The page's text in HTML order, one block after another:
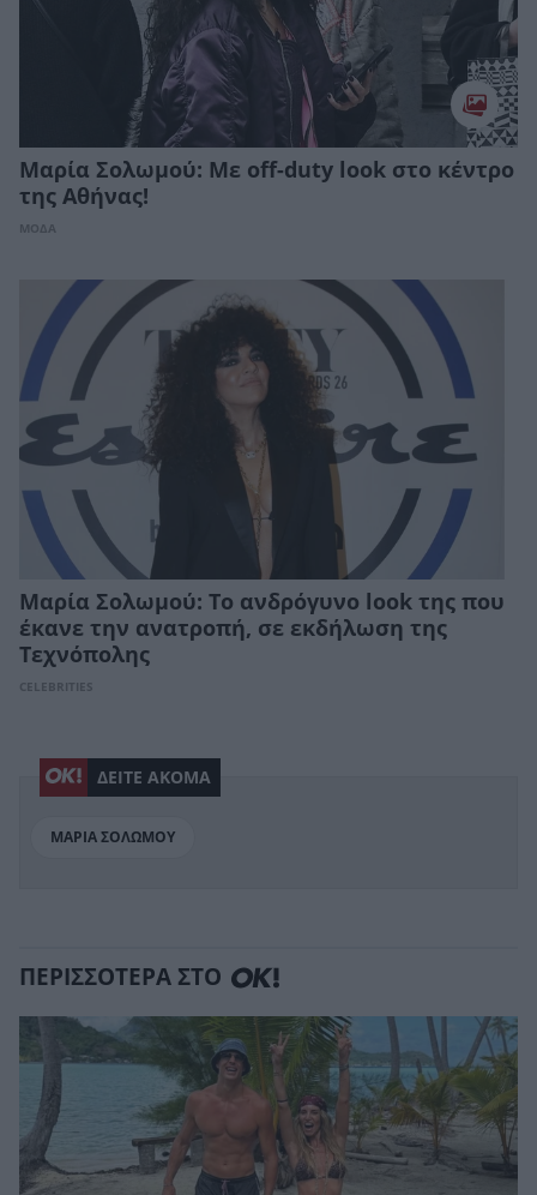
Μαρία Σολωμού: Με off-duty look στο κέντρο
της Αθήνας!
ΜΟΔΑ
Μαρία Σολωμού: Το ανδρόγυνο look της που
έκανε την ανατροπή, σε εκδήλωση της
Τεχνόπολης
CELEBRITIES
ΔΕΙΤΕ ΑΚΟΜΑ
ΜΑΡΙΑ ΣΟΛΩΜΟΥ
ΠΕΡΙΣΣΟΤΕΡΑ ΣΤΟ